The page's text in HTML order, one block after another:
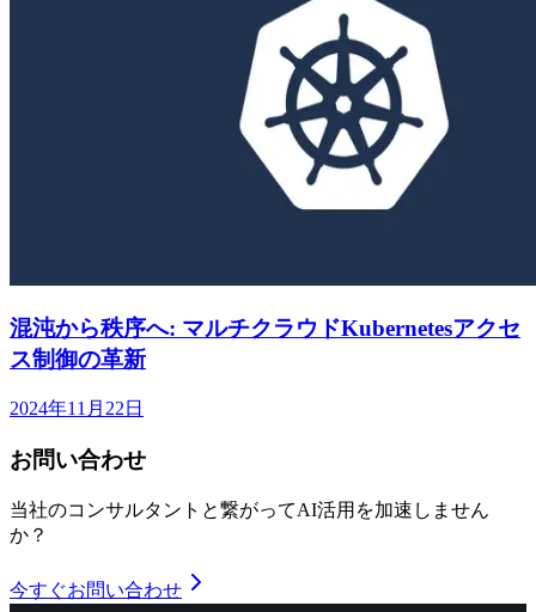
混沌から秩序へ: マルチクラウドKubernetesアクセ
ス制御の革新
2024年11月22日
お問い合わせ
当社のコンサルタントと繋がってAI活用を加速しません
か？
今すぐお問い合わせ